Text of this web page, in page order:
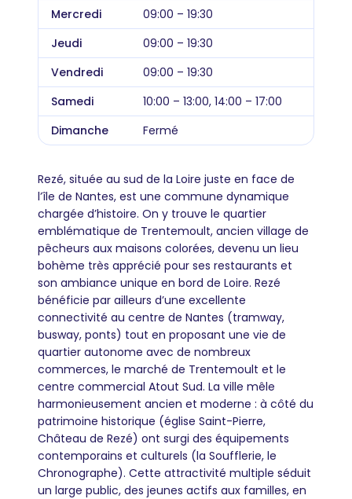
Mercredi
09:00 – 19:30
Jeudi
09:00 – 19:30
Vendredi
09:00 – 19:30
Samedi
10:00 – 13:00, 14:00 – 17:00
Dimanche
Fermé
Rezé, située au sud de la Loire juste en face de
l’île de Nantes, est une commune dynamique
chargée d’histoire. On y trouve le quartier
emblématique de Trentemoult, ancien village de
pêcheurs aux maisons colorées, devenu un lieu
bohème très apprécié pour ses restaurants et
son ambiance unique en bord de Loire. Rezé
bénéficie par ailleurs d’une excellente
connectivité au centre de Nantes (tramway,
busway, ponts) tout en proposant une vie de
quartier autonome avec de nombreux
commerces, le marché de Trentemoult et le
centre commercial Atout Sud. La ville mêle
harmonieusement ancien et moderne : à côté du
patrimoine historique (église Saint-Pierre,
Château de Rezé) ont surgi des équipements
contemporains et culturels (la Soufflerie, le
Chronographe). Cette attractivité multiple séduit
un large public, des jeunes actifs aux familles, en